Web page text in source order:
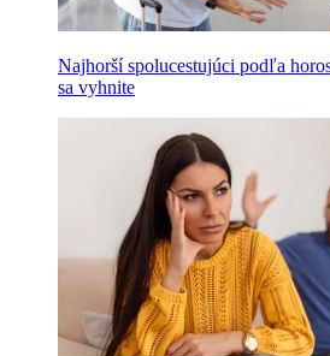
Najhorší spolucestujúci podľa
sa vyhnite